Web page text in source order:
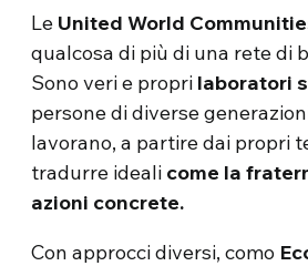
Le United World
qualcosa di più di una rete di
Sono veri e propri laboratori
persone di diverse
lavorano, a partire dai propri
tradurre ideali come la
azioni concrete.
Con approcci diversi, como